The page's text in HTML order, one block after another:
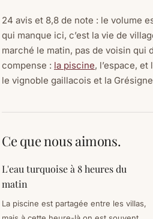
24 avis et 8,8 de note : le volume
qui manque ici, c’est la vie de
marché le matin, pas de voisin qui
compense : la piscine, l’espace,
le vignoble gaillacois et la
Ce que nous aimons.
L'eau turquoise à 8 heures du
matin
La piscine est partagée entre les villas,